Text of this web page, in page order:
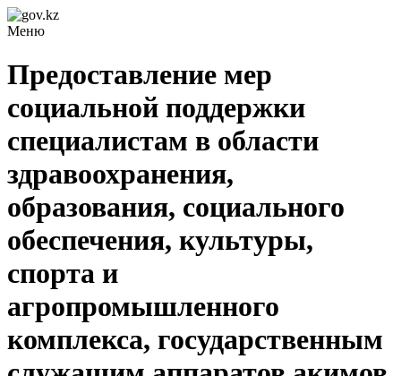
Меню
Предоставление мер
социальной поддержки
специалистам в области
здравоохранения,
образования, социального
обеспечения, культуры,
спорта и
агропромышленного
комплекса, государственным